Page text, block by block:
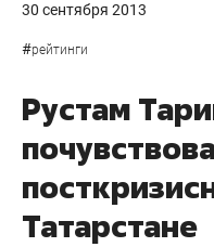
30 сентября 2013
#рейтинги
Рустам
Татарстане